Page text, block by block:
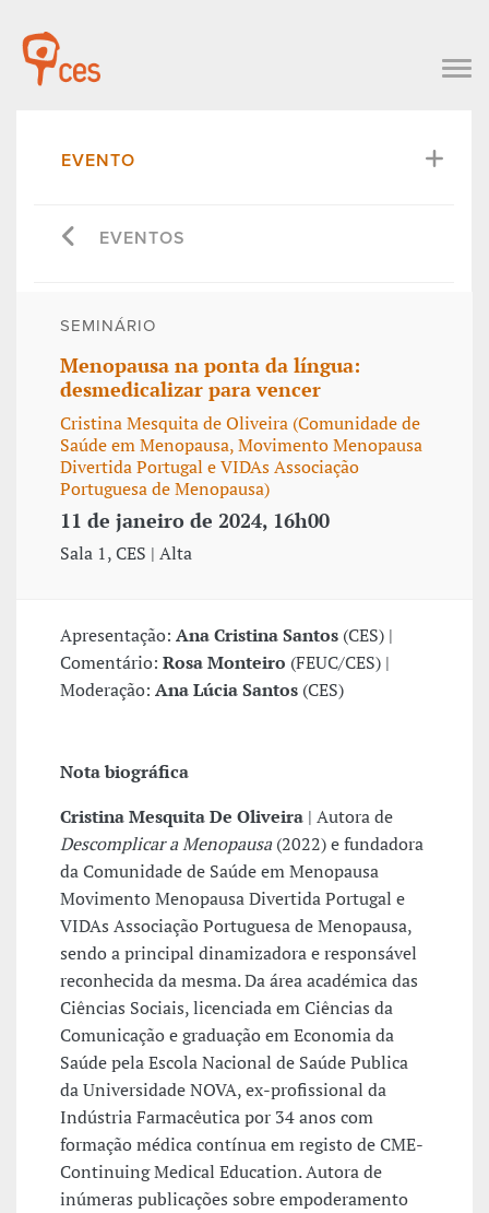
EVENTO
EVENTOS
SEMINÁRIO
Menopausa na ponta da língua:
desmedicalizar para vencer
Cristina Mesquita de Oliveira (Comunidade de
Saúde em Menopausa, Movimento Menopausa
Divertida Portugal e VIDAs Associação
Portuguesa de Menopausa)
11 de janeiro de 2024, 16h00
Sala 1, CES | Alta
Apresentação: Ana Cristina Santos (CES) |
Comentário: Rosa Monteiro (FEUC/CES) |
Moderação: Ana Lúcia Santos (CES)
Nota biográfica
Cristina Mesquita De Oliveira | Autora de
Descomplicar a Menopausa(2022) e fundadora
da Comunidade de Saúde em Menopausa
Movimento Menopausa Divertida Portugal e
VIDAs Associação Portuguesa de Menopausa,
sendo a principal dinamizadora e responsável
reconhecida da mesma. Da área académica das
Ciências Sociais, licenciada em Ciências da
Comunicação e graduação em Economia da
Saúde pela Escola Nacional de Saúde Publica
da Universidade NOVA, ex-profissional da
Indústria Farmacêutica por 34 anos com
formação médica contínua em registo de CME-
Continuing Medical Education. Autora de
inúmeras publicações sobre empoderamento